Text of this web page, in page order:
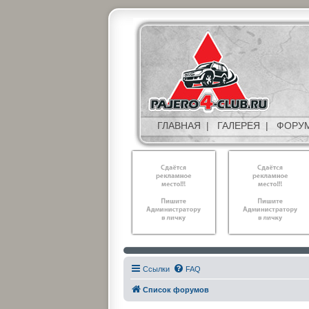
ГЛАВНАЯ | ГАЛЕРЕЯ |
Ссылки FAQ
Список форумов